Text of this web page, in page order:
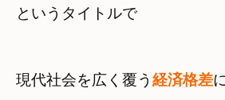
というタイトルで
現代社会を広く覆う 経済格差